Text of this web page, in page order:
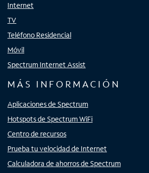
Internet
TV
Teléfono Residencial
Móvil
Spectrum Internet Assist
MÁS INFORMACIÓN
Aplicaciones de Spectrum
Hotspots de Spectrum WiFi
Centro de recursos
Prueba tu velocidad de Internet
Calculadora de ahorros de Spectrum